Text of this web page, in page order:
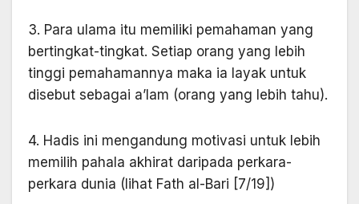
3. Para ulama itu memiliki pemahaman yang
bertingkat-tingkat. Setiap orang yang lebih
tinggi pemahamannya maka ia layak untuk
disebut sebagai a’lam (orang yang lebih tahu).
4. Hadis ini mengandung motivasi untuk lebih
memilih pahala akhirat daripada perkara-
perkara dunia (lihat Fath al-Bari [7/19])